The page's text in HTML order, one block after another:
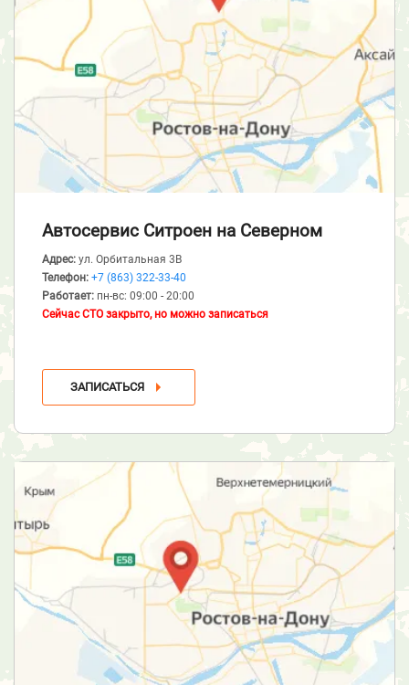
Автосервис Ситроен на Северном
Адрес: ул. Орбитальная 3В
Телефон: +7 (863) 322-33-40
Работает: пн-вс: 09:00 - 20:00
Сейчас СТО закрыто, но можно записаться
ЗАПИСАТЬСЯ